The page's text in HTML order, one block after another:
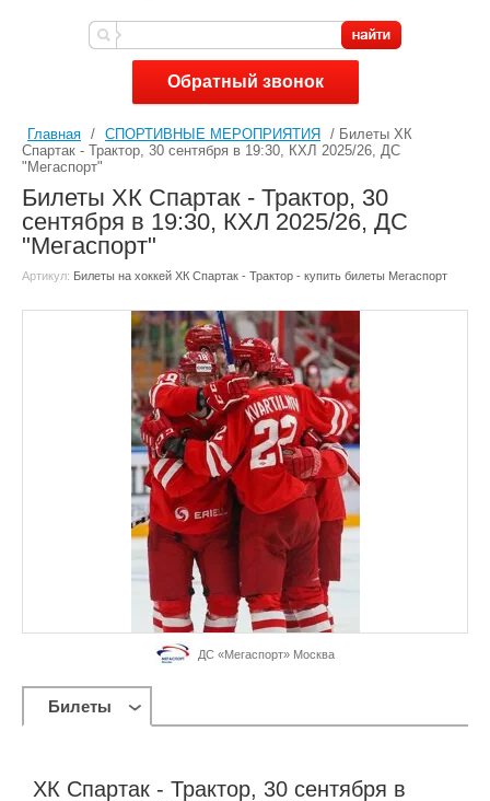
Обратный звонок
Главная / СПОРТИВНЫЕ МЕРОПРИЯТИЯ
/ Билеты ХК
Спартак - Трактор, 30 сентября в 19:30, КХЛ 2025/26, ДС
"Мегаспорт"
Билеты ХК Спартак - Трактор, 30
сентября в 19:30, КХЛ 2025/26, ДС
"Мегаспорт"
Артикул: Билеты на хоккей ХК Спартак - Трактор - купить билеты Мегаспорт
ДС «Мегаспорт» Москва
Билеты
ХК Спартак - Трактор, 30 сентября в